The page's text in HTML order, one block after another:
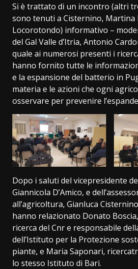
Si è trattato di un incontro (altri
sono tenuti a Cisternino, Martina
Locorotondo) informativo –
del Gal Valle d’Itria, Antonio
quale ai numerosi presenti i
hanno fornito tutte le
e la espansione del batterio in
materia e le azioni che ogni
osservare per prevenire
Dopo i saluti del vicepresidente
Giannicola D’Amico, e
all’agricoltura, Gianluca
hanno relazionato Donato
ricerca del Cnr e responsabile
dell’Istituto per la Protezione
piante, e Maria Saponari,
lo stesso Istituto di Bari.